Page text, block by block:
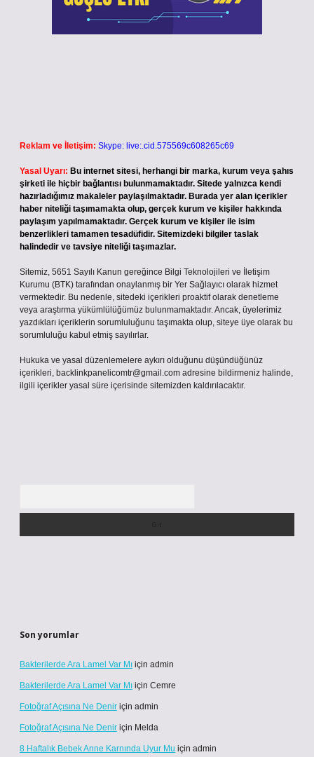
Reklam ve İletişim: Skype: live:.cid.575569c608265c69
Yasal Uyarı: Bu internet sitesi, herhangi bir marka, kurum veya şahıs
şirketi ile hiçbir bağlantısı bulunmamaktadır. Sitede yalnızca kendi
hazırladığımız makaleler paylaşılmaktadır. Burada yer alan içerikler
haber niteliği taşımamakta olup, gerçek kurum ve kişiler hakkında
paylaşım yapılmamaktadır. Gerçek kurum ve kişiler ile isim
benzerlikleri tamamen tesadüfidir. Sitemizdeki bilgiler taslak
halindedir ve tavsiye niteliği taşımazlar.
Sitemiz, 5651 Sayılı Kanun gereğince Bilgi Teknolojileri ve İletişim
Kurumu (BTK) tarafından onaylanmış bir Yer Sağlayıcı olarak hizmet
vermektedir. Bu nedenle, sitedeki içerikleri proaktif olarak denetleme
veya araştırma yükümlülüğümüz bulunmamaktadır. Ancak, üyelerimiz
yazdıkları içeriklerin sorumluluğunu taşımakta olup, siteye üye olarak bu
sorumluluğu kabul etmiş sayılırlar.
Hukuka ve yasal düzenlemelere aykırı olduğunu düşündüğünüz
içerikleri, backlinkpanelicomtr@gmail.com adresine bildirmeniz halinde,
ilgili içerikler yasal süre içerisinde sitemizden kaldırılacaktır.
Son yorumlar
Bakterilerde Ara Lamel Var Mı için admin
Bakterilerde Ara Lamel Var Mı için Cemre
Fotoğraf Açısına Ne Denir için admin
Fotoğraf Açısına Ne Denir için Melda
8 Haftalık Bebek Anne Karnında Uyur Mu için admin